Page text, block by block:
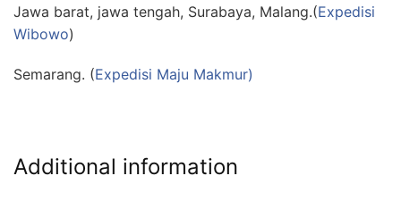
Jawa barat, jawa tengah, Surabaya, Malang.(Expedisi
Wibowo)
Semarang. (Expedisi Maju Makmur)
Additional information